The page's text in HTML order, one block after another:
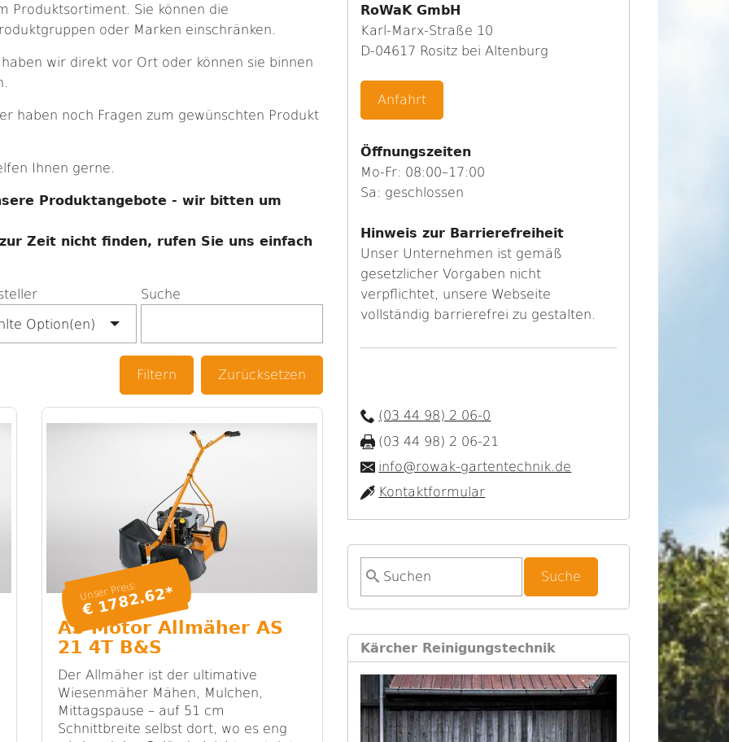
Produktsortiment. Sie können die
oder Marken einschränken.
wir direkt vor Ort oder können sie binnen
haben noch Fragen zum gewünschten Produkt
Ihnen gerne.
Produktangebote - wir bitten um
Zeit nicht finden, rufen Sie uns einfach
Option(en)
Suche
Unser Preis:
€ 1782.62*
AS Motor Allmäher AS
21 4T B&S
Der Allmäher ist der ultimative
Wiesenmäher Mähen, Mulchen,
Mittagspause – auf 51 cm
Schnittbreite selbst dort, wo es eng
RoWaK GmbH
Karl-Marx-Straße 10
D-04617 Rositz bei Altenburg
Anfahrt
Öffnungszeiten
Mo-Fr: 08:00–17:00
Sa: geschlossen
Hinweis zur Barrierefreiheit
Unser Unternehmen ist gemäß
gesetzlicher Vorgaben nicht
verpflichtet, unsere Webseite
vollständig barrierefrei zu gestalten.
(03 44 98) 2 06-0
(03 44 98) 2 06-21
info@rowak-gartentechnik.de
Kontaktformular
S
u
h
f
o
r
m
u
Kärcher Reinigungstechnik